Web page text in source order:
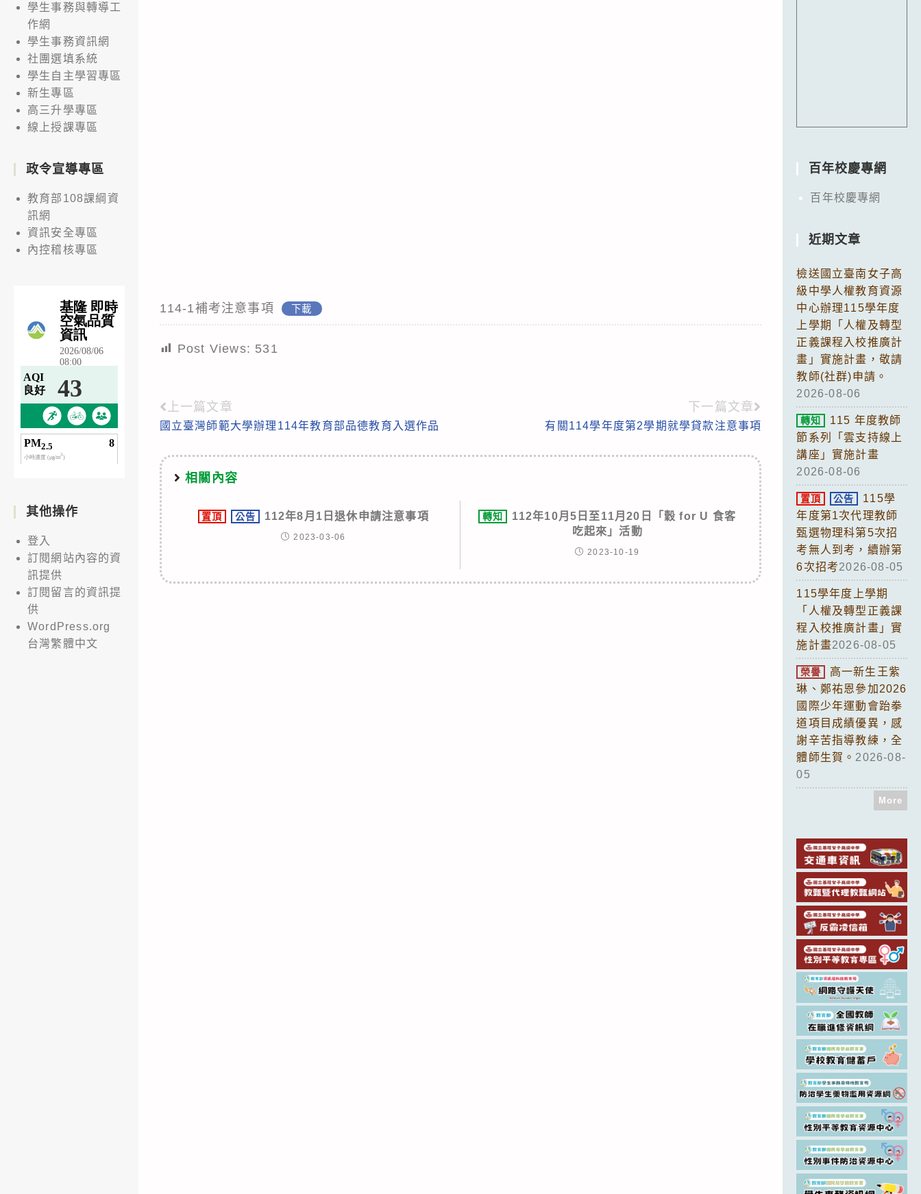
114-1補考注意事項 下載
Post Views: 531
Read
more
articles
上一篇文章
國立臺灣師範大學辦理114年教育部品德教育入選作品
下一篇文章
有關114學年度第2學期就學貸款注意事項
相關內容
置頂 公告 112年8月1日退休申請注意事項
2023-03-06
轉知
112年10月5日至11月20日「穀 for U 食客
吃起來」活動
2023-10-19
學生事務與轉導工
作網
學生事務資訊網
社團選填系統
學生自主學習專區
新生專區
高三升學專區
線上授課專區
政令宣導專區
教育部108課綱資
訊網
資訊安全專區
內控稽核專區
其他操作
登入
訂閱網站內容的資
訊提供
訂閱留言的資訊提
供
WordPress.org
台灣繁體中文
百年校慶專網
百年校慶專網
近期文章
檢送國立臺南女子高
級中學人權教育資源
中心辦理115學年度
上學期「人權及轉型
正義課程入校推廣計
畫」實施計畫，敬請
教師(社群)申請。
2026-08-06
轉知
115 年度教師
節系列「雲支持線上
講座」實施計畫
2026-08-06
置頂 公告
115學
年度第1次代理教師
甄選物理科第5次招
考無人到考，續辦第
6次招考2026-08-05
115學年度上學期
「人權及轉型正義課
程入校推廣計畫」實
施計畫2026-08-05
榮譽
高一新生王紫
琳、鄭祐恩參加2026
國際少年運動會跆拳
道項目成績優異，感
謝辛苦指導教練，全
體師生賀。 2026-08-
05
More